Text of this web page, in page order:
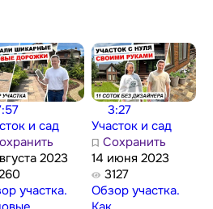
и сад
2023
участка.
3:27
Участок и сад
Сохранить
14 июня 2023
3127
Обзор участка.